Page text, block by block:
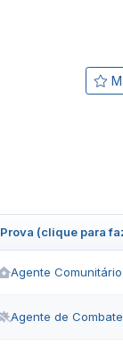
Prova (clique para
Agente
Agente de